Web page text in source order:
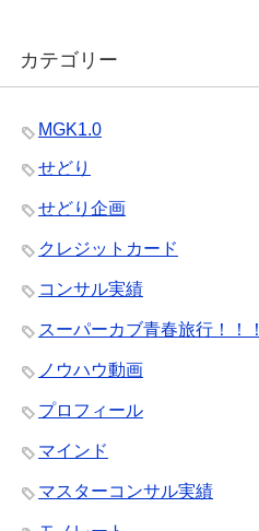
カテゴリー
MGK1.0
せどり
せどり企画
クレジットカード
コンサル実績
スーパーカブ青春旅行！！！
ノウハウ動画
プロフィール
マインド
マスターコンサル実績